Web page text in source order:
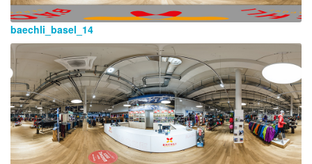
baechli_basel_14